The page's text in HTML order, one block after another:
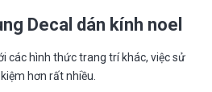
Decal dán kính noel
các hình thức trang trí khác, việc sử
hơn rất nhiều.